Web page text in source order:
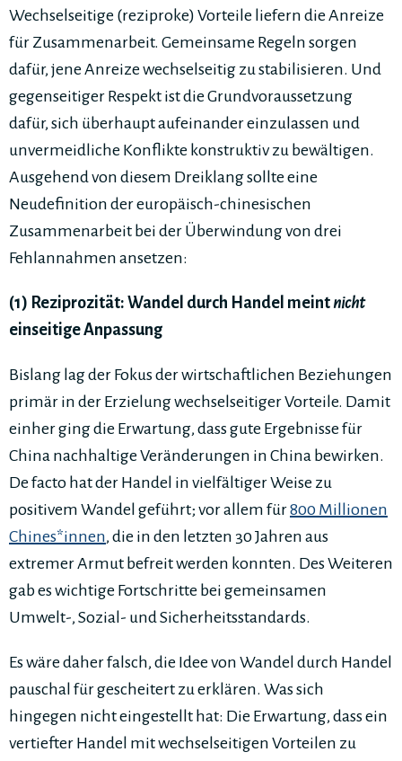
Wechselseitige (reziproke) Vorteile liefern die Anreize
für Zusammenarbeit. Gemeinsame Regeln sorgen
dafür, jene Anreize wechselseitig zu stabilisieren. Und
gegenseitiger Respekt ist die Grundvoraussetzung
dafür, sich überhaupt aufeinander einzulassen und
unvermeidliche Konflikte konstruktiv zu bewältigen.
Ausgehend von diesem Dreiklang sollte eine
Neudefinition der europäisch-chinesischen
Zusammenarbeit bei der Überwindung von drei
Fehlannahmen ansetzen:
(1) Reziprozität: Wandel durch Handel meintnicht
einseitige Anpassung
Bislang lag der Fokus der wirtschaftlichen Beziehungen
primär in der Erzielung wechselseitiger Vorteile. Damit
einher ging die Erwartung, dass gute Ergebnisse für
China nachhaltige Veränderungen in China bewirken.
De facto hat der Handel in vielfältiger Weise zu
positivem Wandel geführt; vor allem für800 Millionen
Chines*innen, die in den letzten 30 Jahren aus
extremer Armut befreit werden konnten. Des Weiteren
gab es wichtige Fortschritte bei gemeinsamen
Umwelt-, Sozial- und Sicherheitsstandards.
Es wäre daher falsch, die Idee von Wandel durch Handel
pauschal für gescheitert zu erklären. Was sich
hingegen nicht eingestellt hat: Die Erwartung, dass ein
vertiefter Handel mit wechselseitigen Vorteilen zu